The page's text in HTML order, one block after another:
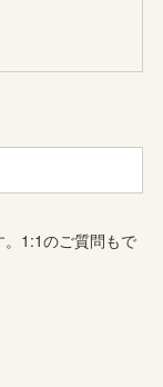
1:1のご質問もで